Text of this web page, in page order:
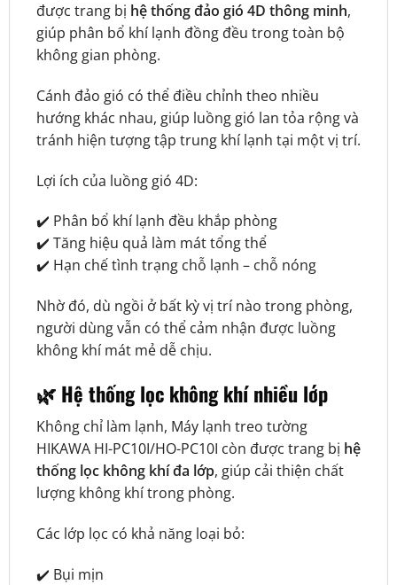
được trang bị hệ thống đảo gió 4D thông minh,
giúp phân bổ khí lạnh đồng đều trong toàn bộ
không gian phòng.
Cánh đảo gió có thể điều chỉnh theo nhiều
hướng khác nhau, giúp luồng gió lan tỏa rộng và
tránh hiện tượng tập trung khí lạnh tại một vị trí.
Lợi ích của luồng gió 4D:
✔️ Phân bổ khí lạnh đều khắp phòng
✔️ Tăng hiệu quả làm mát tổng thể
✔️ Hạn chế tình trạng chỗ lạnh – chỗ nóng
Nhờ đó, dù ngồi ở bất kỳ vị trí nào trong phòng,
người dùng vẫn có thể cảm nhận được luồng
không khí mát mẻ dễ chịu.
🌿 Hệ thống lọc không khí nhiều lớp
Không chỉ làm lạnh, Máy lạnh treo tường
HIKAWA HI-PC10I/HO-PC10I còn được trang bị hệ
thống lọc không khí đa lớp, giúp cải thiện chất
lượng không khí trong phòng.
Các lớp lọc có khả năng loại bỏ:
✔️ Bụi mịn